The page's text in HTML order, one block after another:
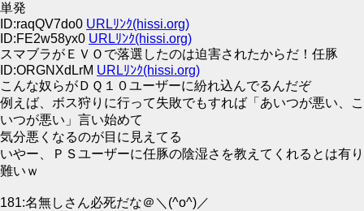
単発
ID:raqQV7do0 URLﾘﾝｸ(hissi.org)
ID:FE2w58yx0 URLﾘﾝｸ(hissi.org)
スマブラがＥＶＯで落選したのは迫害されたからだ！任豚
ID:ORGNXdLrM URLﾘﾝｸ(hissi.org)
こんな奴らがＤＱ１０ユーザーに紛れ込んでるんだぞ
例えば、ボス狩りに行って失敗でもすれば「あいつが悪い、こ
いつが悪い」言い始めて
気分悪くなるのが目に見えてる
いやー、ＰＳユーザーに任豚の陰湿さを教えてくれるとは有り
難いｗ
181:名無しさん必死だな＠＼(^o^)／